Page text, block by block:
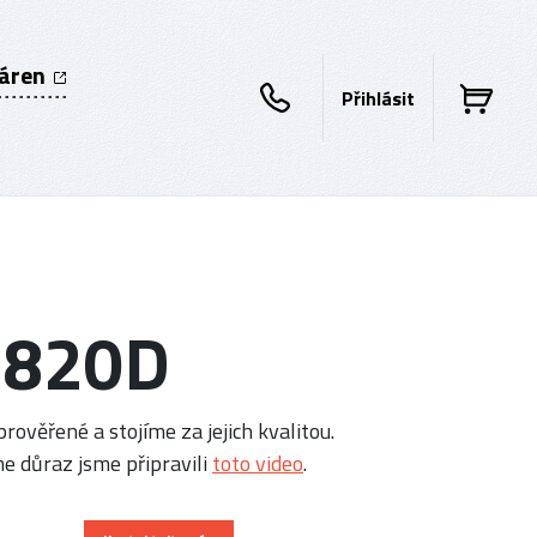
Přihlásit
a stojíme za jejich kvalitou.
důraz jsme připravilitoto video.